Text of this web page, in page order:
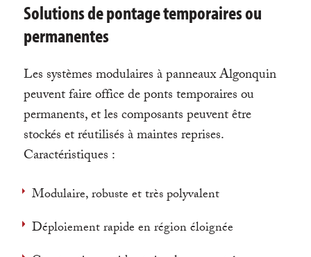
Solutions de pontage temporaires ou
permanentes
Lessystèmes modulaires à panneaux Algonquin
peuvent faire office de ponts temporaires ou
permanents, et les composants peuvent être
stockés et réutilisés à maintes reprises.
Caractéristiques :
Modulaire, robuste et très polyvalent
Déploiement rapide en région éloignée